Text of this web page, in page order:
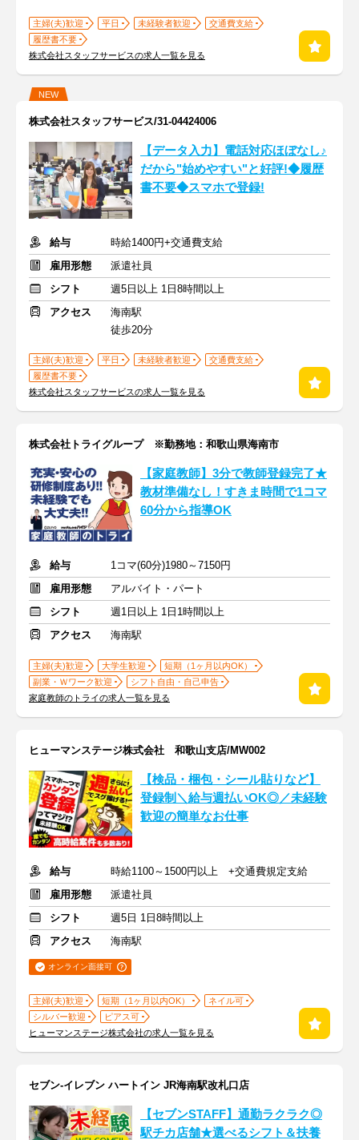
主婦(夫)歓迎 平日 未経験者歓迎
交通費支給
履歴書不要
株式会社スタッフサービスの求人一覧を見る
NEW
株式会社スタッフサービス/31-04424006
【データ入力】電話対応ほぼなし♪
だから"始めやすい"と好評!◆履歴
書不要◆スマホで登録!
給与
時給1400円+交通費支給
雇用形態
派遣社員
シフト
週5日以上 1日8時間以上
アクセス
海南駅
徒歩20分
主婦(夫)歓迎 平日 未経験者歓迎
交通費支給
履歴書不要
株式会社スタッフサービスの求人一覧を見る
株式会社トライグループ ※勤務地：和歌山県海南市
【家庭教師】3分で教師登録完了★
教材準備なし！すきま時間で1コマ
60分から指導OK
給与
1コマ(60分)1980～7150円
雇用形態
アルバイト・パート
シフト
週1日以上 1日1時間以上
アクセス
海南駅
主婦(夫)歓迎 大学生歓迎
短期（1ヶ月以内OK）
副業・Ｗワーク歓迎
シフト自由・自己申告
家庭教師のトライの求人一覧を見る
ヒューマンステージ株式会社 和歌山支店/MW002
【検品・梱包・シール貼りなど】
登録制＼給与週払いOK◎／未経験
歓迎の簡単なお仕事
給与
時給1100～1500円以上 +交通費規定支給
雇用形態
派遣社員
シフト
週5日 1日8時間以上
アクセス
海南駅
オンライン面接可
主婦(夫)歓迎 短期（1ヶ月以内OK）
ネイル可
シルバー歓迎
ピアス可
ヒューマンステージ株式会社の求人一覧を見る
セブン-イレブン ハートイン JR海南駅改札口店
【セブンSTAFF】通勤ラクラク◎
駅チカ店舗★選べるシフト＆扶養